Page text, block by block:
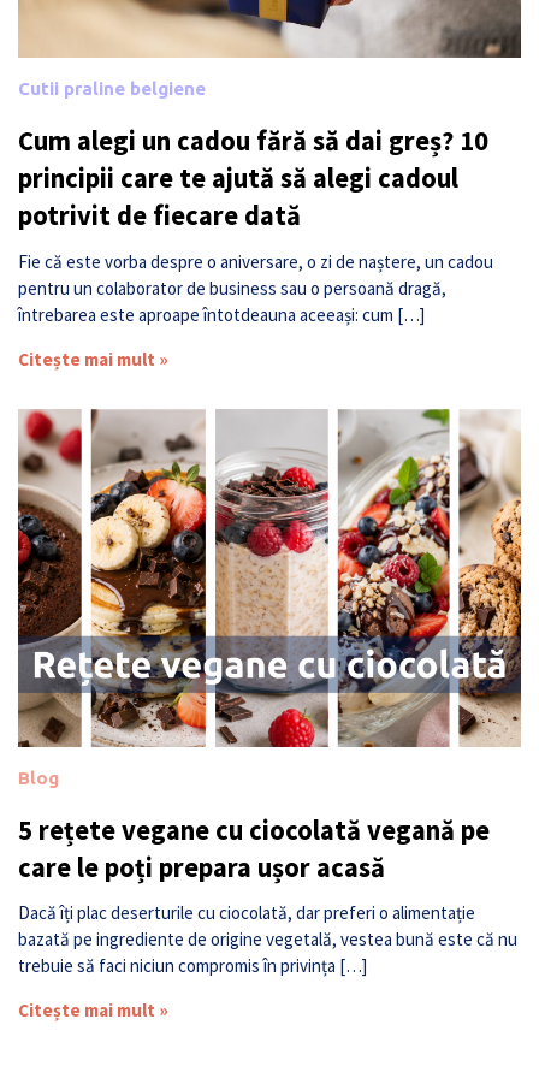
Cutii praline belgiene
Cum alegi un cadou fără să dai greș? 10
principii care te ajută să alegi cadoul
potrivit de fiecare dată
Fie că este vorba despre o aniversare, o zi de naștere, un cadou
pentru un colaborator de business sau o persoană dragă,
întrebarea este aproape întotdeauna aceeași: cum […]
Citește mai mult »
Blog
5 rețete vegane cu ciocolată vegană pe
care le poți prepara ușor acasă
Dacă îți plac deserturile cu ciocolată, dar preferi o alimentație
bazată pe ingrediente de origine vegetală, vestea bună este că nu
trebuie să faci niciun compromis în privința […]
Citește mai mult »